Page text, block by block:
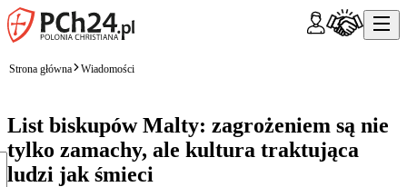
Strona główna Wiadomości
List biskupów Malty: zagrożeniem są nie
tylko zamachy, ale kultura traktująca
ludzi jak śmieci